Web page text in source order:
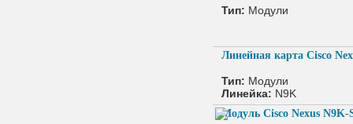
Тип: Модули
Линейная карта Cisco
Тип: Модули
Линейка: N9K
Модуль Cisco Nexus N9K-